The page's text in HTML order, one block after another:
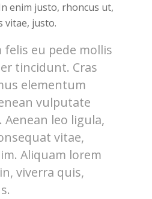
enim justo, rhoncus ut,
vitae, justo.
eu pede mollis
tincidunt. Cras
elementum
vulputate
leo ligula,
vitae,
Aliquam lorem
viverra quis,